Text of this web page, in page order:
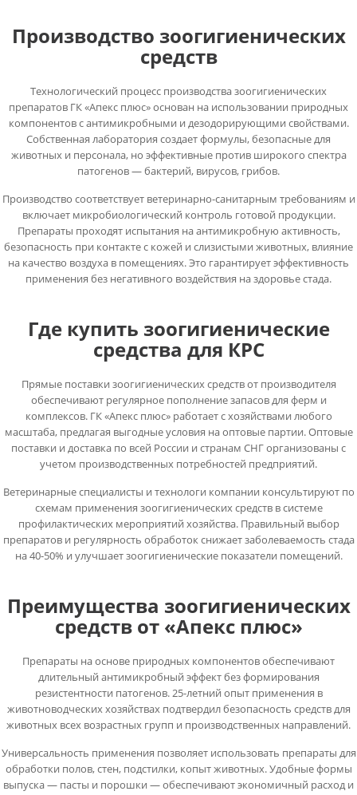
Производство зоогигиенических
средств
Технологический процесс производства зоогигиенических
препаратов ГК «Апекс плюс» основан на использовании природных
компонентов с антимикробными и дезодорирующими свойствами.
Собственная лаборатория создает формулы, безопасные для
животных и персонала, но эффективные против широкого спектра
патогенов — бактерий, вирусов, грибов.
Производство соответствует ветеринарно-санитарным требованиям и
включает микробиологический контроль готовой продукции.
Препараты проходят испытания на антимикробную активность,
безопасность при контакте с кожей и слизистыми животных, влияние
на качество воздуха в помещениях. Это гарантирует эффективность
применения без негативного воздействия на здоровье стада.
Где купить зоогигиенические
средства для КРС
Прямые поставки зоогигиенических средств от производителя
обеспечивают регулярное пополнение запасов для ферм и
комплексов. ГК «Апекс плюс» работает с хозяйствами любого
масштаба, предлагая выгодные условия на оптовые партии. Оптовые
поставки и доставка по всей России и странам СНГ организованы с
учетом производственных потребностей предприятий.
Ветеринарные специалисты и технологи компании консультируют по
схемам применения зоогигиенических средств в системе
профилактических мероприятий хозяйства. Правильный выбор
препаратов и регулярность обработок снижает заболеваемость стада
на 40-50% и улучшает зоогигиенические показатели помещений.
Преимущества зоогигиенических
средств от «Апекс плюс»
Препараты на основе природных компонентов обеспечивают
длительный антимикробный эффект без формирования
резистентности патогенов. 25-летний опыт применения в
животноводческих хозяйствах подтвердил безопасность средств для
животных всех возрастных групп и производственных направлений.
Универсальность применения позволяет использовать препараты для
обработки полов, стен, подстилки, копыт животных. Удобные формы
выпуска — пасты и порошки — обеспечивают экономичный расход и